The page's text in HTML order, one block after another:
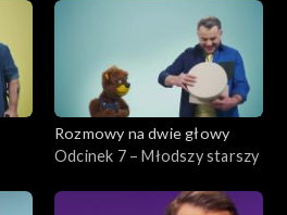
Rozmowy na dwie głowy
Odcinek 7 – Młodszy starszy